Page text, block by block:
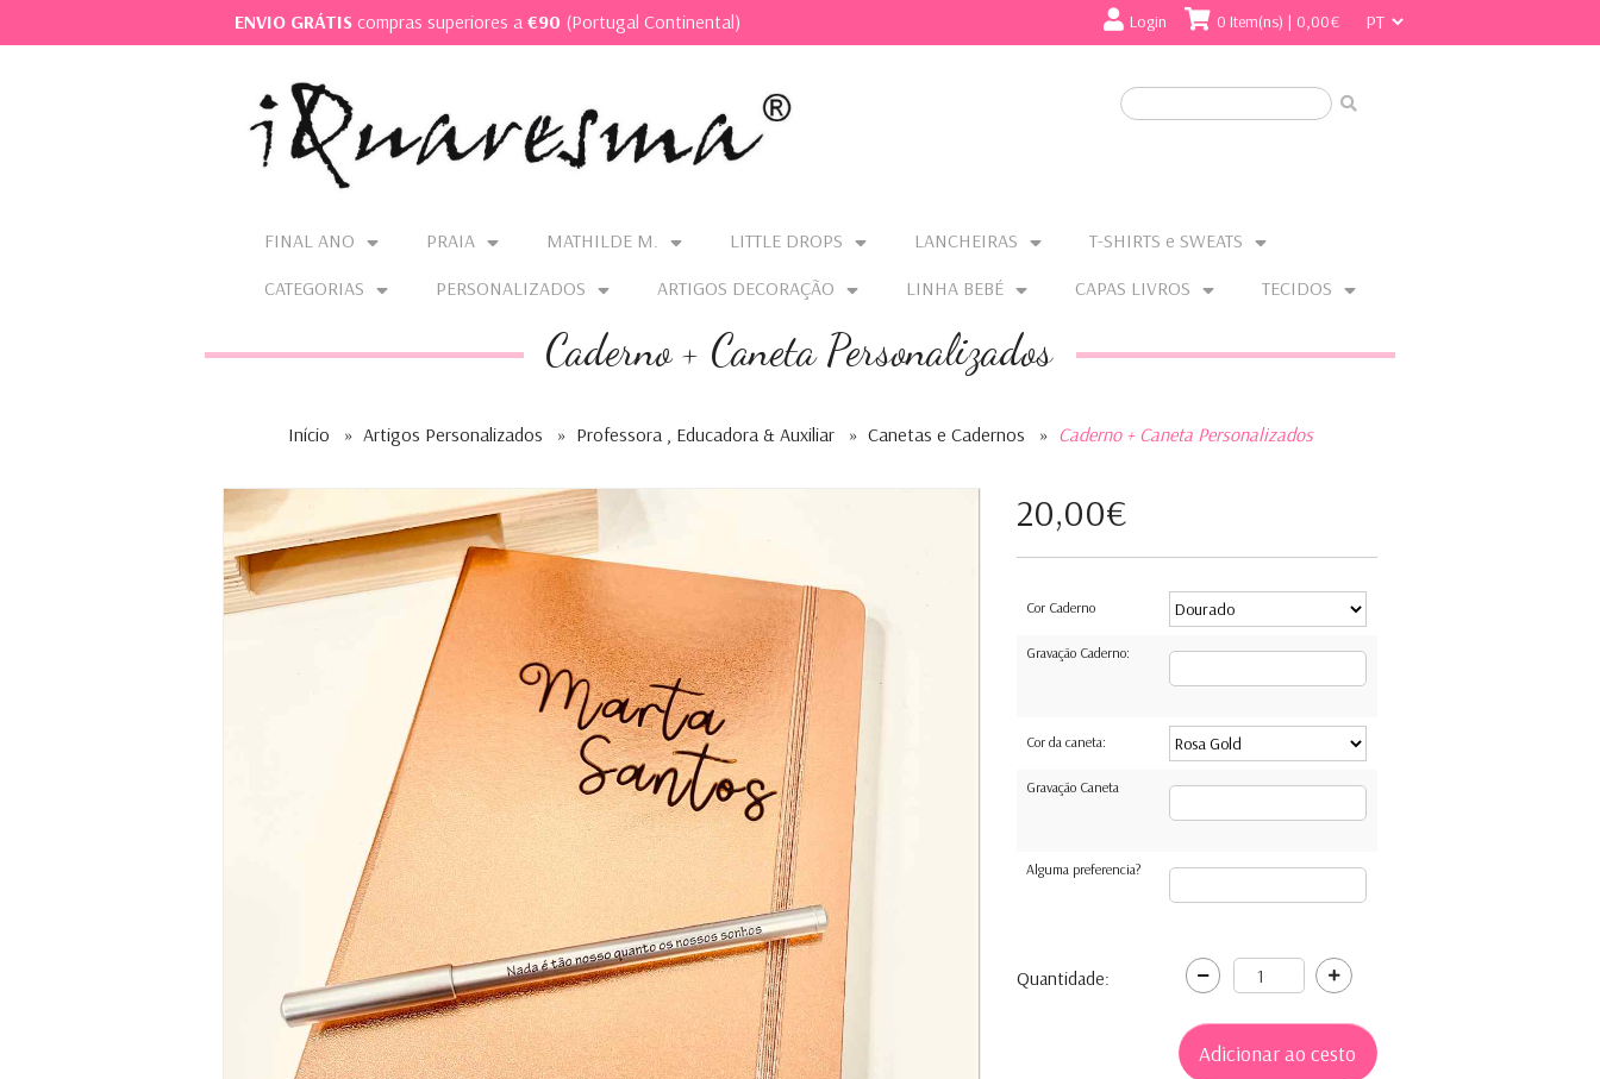
ENVIO GRÁTIS compras superiores a €90 (Portugal Continental) 0 Item(ns) | 0,00€
Login
FINAL ANO PRAIA MATHILDE M. LITTLE DROPS LANCHEIRAS
T-SHIRTS e SWEATS
CATEGORIAS
PERSONALIZADOS ARTIGOS DECORAÇÃO LINHA BEBÉ CAPAS LIVROS TECIDOS
Caderno + Caneta Personalizados
Início » Artigos Personalizados » Professora , Educadora & Auxiliar » Canetas e Cadernos » Caderno + Caneta Personalizados
20,00€
Cor Caderno
Gravação Caderno:
Cor da caneta:
Gravação Caneta
Alguma preferencia?
Quantidade: